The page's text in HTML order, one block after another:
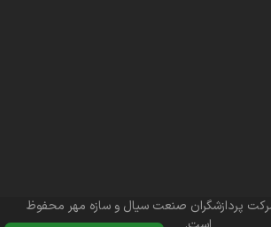
پردازشگران صنعت سیال و سازه مهر محفوظ